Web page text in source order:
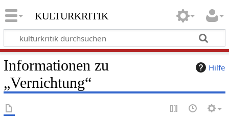
kulturkritik
Hilfe
Informationen zu
„Vernichtung“